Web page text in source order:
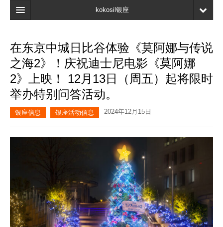
kokosil银座
搜索
最新信息
口碑
我的页面
在东京中城日比谷体验《莫阿娜与传说
之海2》！庆祝迪士尼电影《莫阿娜
2》上映！ 12月13日（周五）起将限时
举办特别问答活动。
银座信息 银座活动信息 2024年12月15日